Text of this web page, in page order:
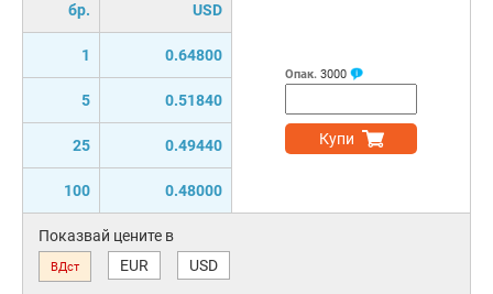
бр. USD
1 0.64800
5 0.51840
25 0.49440
100 0.48000
Опак. 3000
Купи
Показвай цените в
ВДст EUR USD